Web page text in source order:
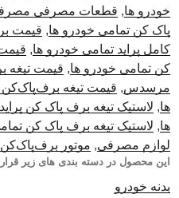
خودرو ها, قطعات مصرفی
پاک کن تمامی خودرو ها, قیمت
کامل پراید تمامی خودرو ها,
کن تمامی خودرو ها, قیمت تیغه
مرسدس, قیمت تیغه برف‌پاک‌کن
ها, لاستیک تیغه برف پاک کن
ها, لاستیک تیغه برف پاک کن
لوازم مصرفی, موتور
این محصول در دسته بندی های زیر
بدنه خودرو